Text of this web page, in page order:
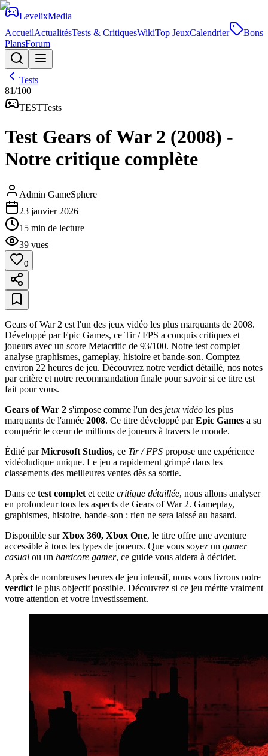
LevelixMedia
AccueilActualitésTests & CritiquesWikiTop JeuxCalendrier
Bons
PlansForum
Tests
81/100
TESTTests
Test Gears of War 2 (2008) -
Notre critique complète
Admin GameSphere
23 janvier 2026
15 min de lecture
39 vues
0
Gears of War 2 est l'un des jeux vidéo les plus marquants de 2008.
Développé par Epic Games, ce Tir / FPS a conquis critiques et
joueurs avec un score Metacritic de 93/100. Notre test complet
analyse graphismes, gameplay, histoire et bande-son. Comptez
environ 22 heures de jeu. Découvrez notre verdict détaillé, nos notes
par critère et notre recommandation finale pour savoir si ce titre est
fait pour vous.
Gears of War 2 s'impose comme l'un des jeux vidéo les plus
marquants de l'année 2008. Ce titre développé parEpic Games a su
conquérir le cœur de millions de joueurs à travers le monde.
Édité parMicrosoft Studios, ce Tir / FPS propose une expérience
vidéoludique unique. Le jeu a rapidement grimpé dans les
classements des meilleures ventes dès sa sortie.
Dans ce test complet et cette critique détaillée, nous allons analyser
en profondeur tous les aspects de Gears of War 2. Gameplay,
graphismes, histoire, bande-son : rien ne sera laissé au hasard.
Disponible surXbox 360, Xbox One, le titre offre une aventure
accessible à tous les types de joueurs. Que vous soyez un gamer
casual ou un hardcore gamer, ce guide vous aidera à décider.
Après de nombreuses heures de jeu intensif, nous vous livrons notre
verdict le plus objectif possible. Découvrez si ce jeu mérite vraiment
votre attention et votre investissement.